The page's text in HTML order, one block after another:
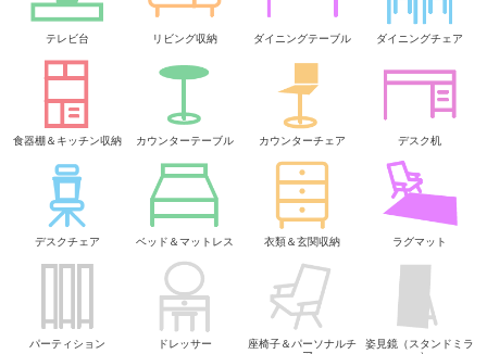
テレビ台 リビング収納 ダイニングテーブル ダイニングチェア
食器棚＆キッチン収納 カウンターテーブル カウンターチェア デスク机
デスクチェア ベッド＆マットレス 衣類＆玄関収納 ラグマット
パーティション ドレッサー
座椅子＆パーソナルチ
姿見鏡（スタンドミラ